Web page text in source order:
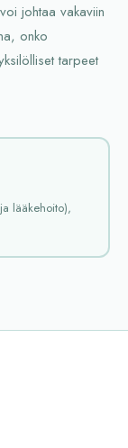
johtaa vakaviin
onko
tarpeet
lääkehoito),